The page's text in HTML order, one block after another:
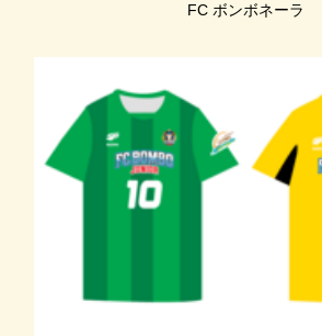
FC ボンボネーラ